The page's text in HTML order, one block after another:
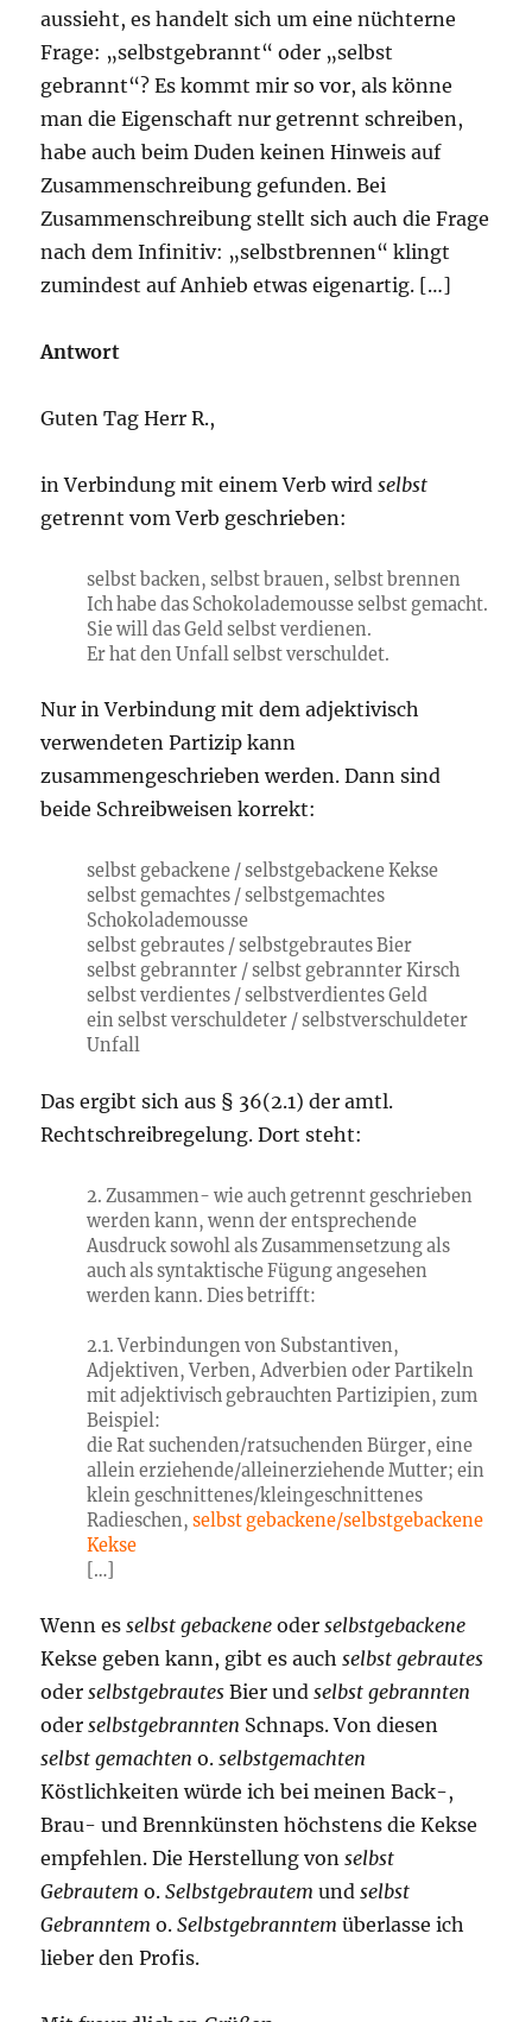
aussieht, es handelt sich um eine nüchterne
Frage: „selbstgebrannt“ oder „selbst
gebrannt“? Es kommt mir so vor, als könne
man die Eigenschaft nur getrennt schreiben,
habe auch beim Duden keinen Hinweis auf
Zusammenschreibung gefunden. Bei
Zusammenschreibung stellt sich auch die Frage
nach dem Infinitiv: „selbstbrennen“ klingt
zumindest auf Anhieb etwas eigenartig. […]
Antwort
Guten Tag Herr R.,
in Verbindung mit einem Verb wirdselbst
getrennt vom Verb geschrieben:
selbst backen, selbst brauen, selbst brennen
Ich habe das Schokolademousse selbst gemacht.
Sie will das Geld selbst verdienen.
Er hat den Unfall selbst verschuldet.
Nur in Verbindung mit dem adjektivisch
verwendeten Partizip kann
zusammengeschrieben werden. Dann sind
beide Schreibweisen korrekt:
selbst gebackene / selbstgebackene Kekse
selbst gemachtes / selbstgemachtes
Schokolademousse
selbst gebrautes / selbstgebrautes Bier
selbst gebrannter / selbst gebrannter Kirsch
selbst verdientes / selbstverdientes Geld
ein selbst verschuldeter / selbstverschuldeter
Unfall
Das ergibt sich aus § 36(2.1) der amtl.
Rechtschreibregelung. Dort steht:
2. Zusammen- wie auch getrennt geschrieben
werden kann, wenn der entsprechende
Ausdruck sowohl als Zusammensetzung als
auch als syntaktische Fügung angesehen
werden kann. Dies betrifft:
2.1. Verbindungen von Substantiven,
Adjektiven, Verben, Adverbien oder Partikeln
mit adjektivisch gebrauchten Partizipien, zum
Beispiel:
die Rat suchenden/ratsuchenden Bürger, eine
allein erziehende/alleinerziehende Mutter; ein
klein geschnittenes/kleingeschnittenes
Radieschen, selbst gebackene/selbstgebackene
Kekse
[…]
Wenn esselbst gebackene oderselbstgebackene
Kekse geben kann, gibt es auchselbst gebrautes
oderselbstgebrautes Bier undselbst gebrannten
oderselbstgebrannten Schnaps. Von diesen
selbst gemachteno. selbstgemachten
Köstlichkeiten würde ich bei meinen Back-,
Brau- und Brennkünsten höchstens die Kekse
empfehlen. Die Herstellung vonselbst
Gebrautemo.Selbstgebrautem undselbst
Gebranntemo. Selbstgebranntem überlasse ich
lieber den Profis.